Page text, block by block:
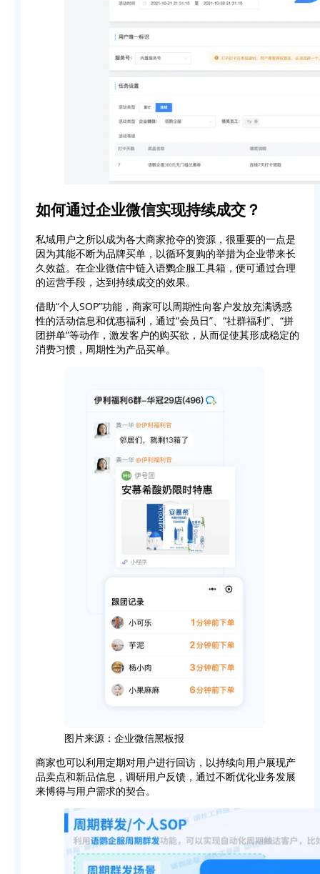
如何通过企业微信实现持续成交？
私域用户之所以成为各大商家抢夺的资源，很重要的一点是
因为其能不断为品牌买单，以循环复购的举措为企业带来长
久效益。在企业微信中链入语鹦企服工具箱，便可通过合理
的运营手段，达到持续成交的效果。
借助“个人SOP”功能，商家可以周期性向客户发放充满诱惑
性的活动信息和优惠福利，通过“会员日”、“社群福利”、“拼
团拼单”等动作，激发客户的购买欲，从而促使其形成稳定的
消费习惯，周期性为产品买单。
图片来源：企业微信黑板报
商家也可以利用定期对用户进行回访，以持续向用户展现产
品卖点和新品信息，调研用户反馈，通过不断优化业务发展
来博得与用户需求的契合。